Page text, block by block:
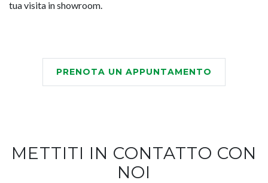
tua visita in showroom.
PRENOTA UN APPUNTAMENTO
METTITI IN CONTATTO CON
NOI